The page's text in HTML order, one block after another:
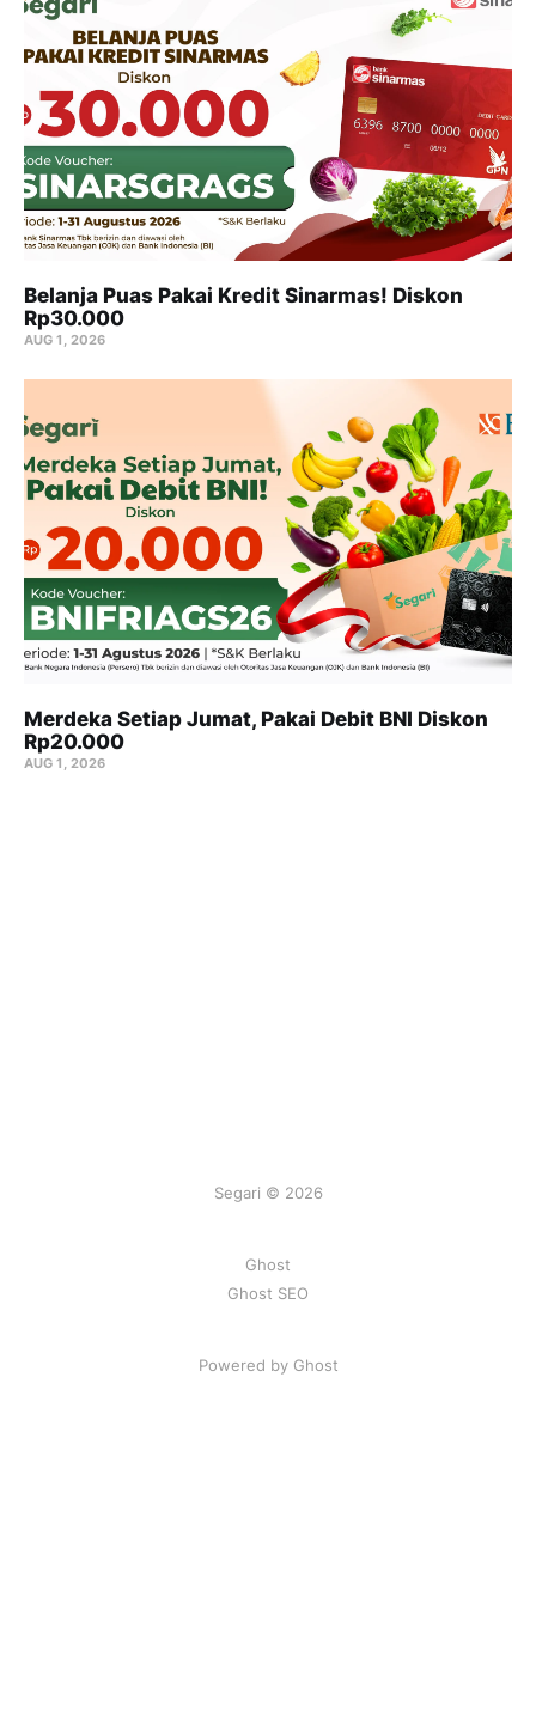
Belanja Puas Pakai Kredit Sinarmas! Diskon
Rp30.000
AUG 1, 2026
Merdeka Setiap Jumat, Pakai Debit BNI Diskon
Rp20.000
AUG 1, 2026
Segari © 2026
Ghost
Ghost SEO
Powered by Ghost